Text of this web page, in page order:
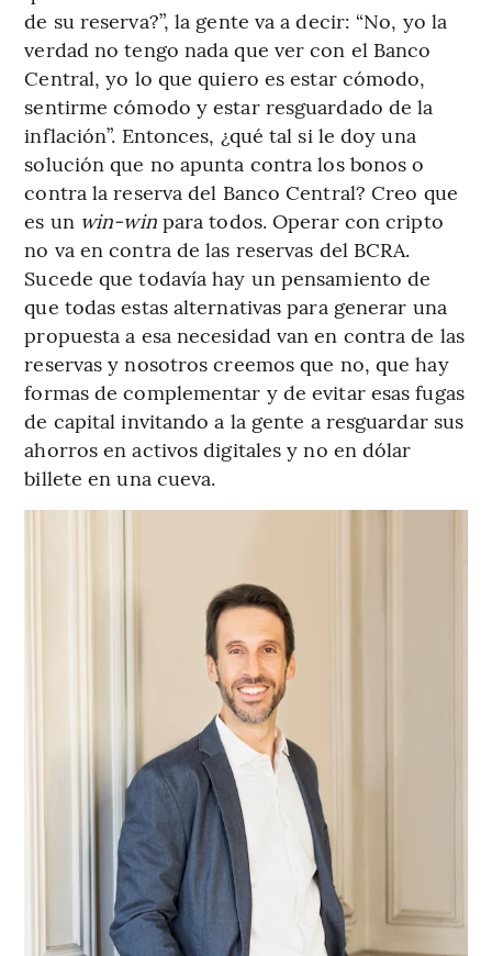
de su reserva?”, la gente va a decir: “No, yo la
verdad no tengo nada que ver con el Banco
Central, yo lo que quiero es estar cómodo,
sentirme cómodo y estar resguardado de la
inflación”. Entonces, ¿qué tal si le doy una
solución que no apunta contra los bonos o
contra la reserva del Banco Central? Creo que
es un win-winpara todos. Operar con cripto
no va en contra de las reservas del BCRA.
Sucede que todavía hay un pensamiento de
que todas estas alternativas para generar una
propuesta a esa necesidad van en contra de las
reservas y nosotros creemos que no, que hay
formas de complementar y de evitar esas fugas
de capital invitando a la gente a resguardar sus
ahorros en activos digitales y no en dólar
billete en una cueva.